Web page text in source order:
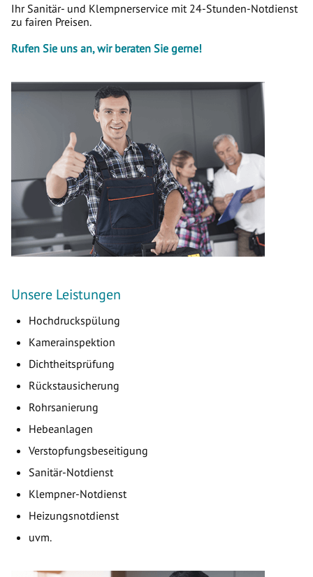
Ihr Sanitär- und Klempnerservice mit 24-Stunden-Notdienst
zu fairen Preisen.
Rufen Sie uns an, wir beraten Sie gerne!
Unsere Leistungen
Hochdruckspülung
Kamerainspektion
Dichtheitsprüfung
Rückstausicherung
Rohrsanierung
Hebeanlagen
Verstopfungsbeseitigung
Sanitär-Notdienst
Klempner-Notdienst
Heizungsnotdienst
uvm.